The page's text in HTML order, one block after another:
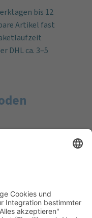
bis 12
Artikel fast
DHL ca. 3–5
nach dem